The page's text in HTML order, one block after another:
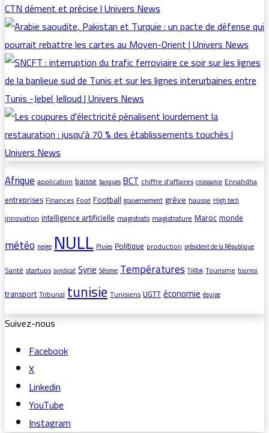
Afriqueapplicationbaisse banques BCTchiffre d’affaires croissance Ennahdha
entreprisesFinancesFootFootball gouvernement grèvehausse High tech
innovationintelligence artificiellemagistratsmagistratureMarocmonde
météo neige NULL Pluies Politique production président de la République
Santéstartups syndicat Syrie Séisme Températures TikTok Tourisme tournoi
transportTribunaltunisieTunisiensUGTTéconomie équipe
Suivez-nous
Facebook
X
Linkedin
YouTube
Instagram